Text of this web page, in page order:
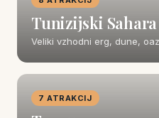
Tunizijski Sahara
Veliki vzhodni erg, dune,
7 ATRAKCIJ